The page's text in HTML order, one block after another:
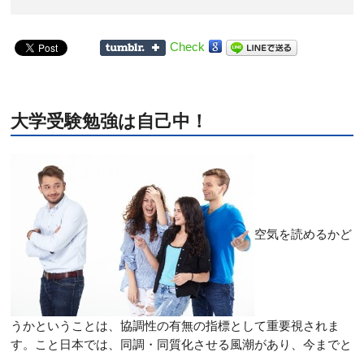
Check
大学受験勉強は自己中！
空気を読めるかど
うかということは、協調性の有無の指標として重要視されま
す。こと日本では、同調・同質化させる風潮があり、今までと